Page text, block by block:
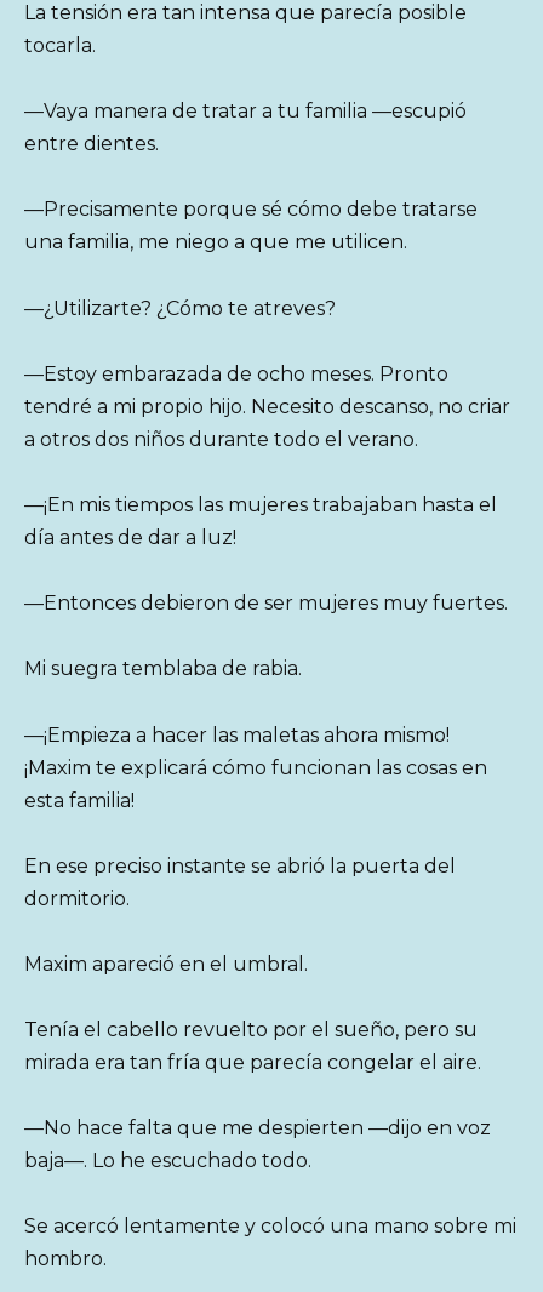
La tensión era tan intensa que parecía posible
tocarla.
—Vaya manera de tratar a tu familia —escupió
entre dientes.
—Precisamente porque sé cómo debe tratarse
una familia, me niego a que me utilicen.
—¿Utilizarte? ¿Cómo te atreves?
—Estoy embarazada de ocho meses. Pronto
tendré a mi propio hijo. Necesito descanso, no criar
a otros dos niños durante todo el verano.
—¡En mis tiempos las mujeres trabajaban hasta el
día antes de dar a luz!
—Entonces debieron de ser mujeres muy fuertes.
Mi suegra temblaba de rabia.
—¡Empieza a hacer las maletas ahora mismo!
¡Maxim te explicará cómo funcionan las cosas en
esta familia!
En ese preciso instante se abrió la puerta del
dormitorio.
Maxim apareció en el umbral.
Tenía el cabello revuelto por el sueño, pero su
mirada era tan fría que parecía congelar el aire.
—No hace falta que me despierten —dijo en voz
baja—. Lo he escuchado todo.
Se acercó lentamente y colocó una mano sobre mi
hombro.